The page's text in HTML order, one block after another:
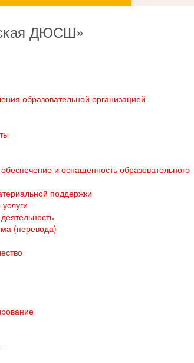
ДЮСШ»
образовательной организацией
и оснащенность образовательного
поддержки
(перевода)